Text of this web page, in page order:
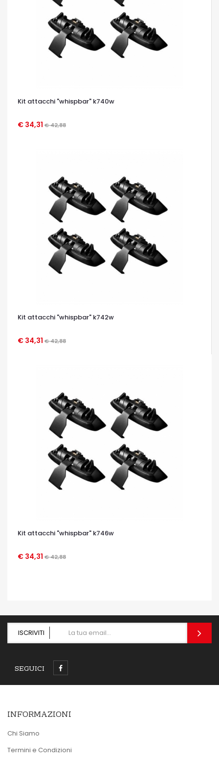
Kit attacchi "whispbar" k740w
€ 34,31 € 42,88
OCCHIATA VELOCE
Kit attacchi "whispbar" k742w
€ 34,31 € 42,88
OCCHIATA VELOCE
Kit attacchi "whispbar" k746w
€ 34,31 € 42,88
OCCHIATA VELOCE
ISCRIVITI
SEGUICI
INFORMAZIONI
Chi Siamo
Termini e Condizioni